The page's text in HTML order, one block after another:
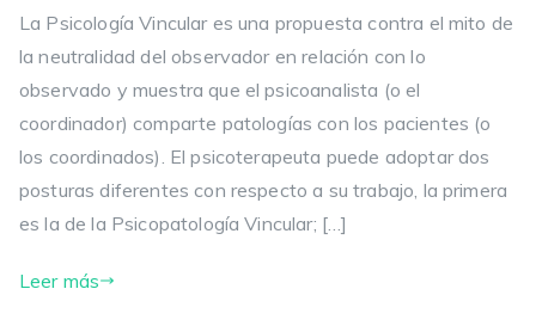
La Psicología Vincular es una propuesta contra el mito de
la neutralidad del observador en relación con lo
observado y muestra que el psicoanalista (o el
coordinador) comparte patologías con los pacientes (o
los coordinados). El psicoterapeuta puede adoptar dos
posturas diferentes con respecto a su trabajo, la primera
es la de la Psicopatología Vincular; […]
Leer más